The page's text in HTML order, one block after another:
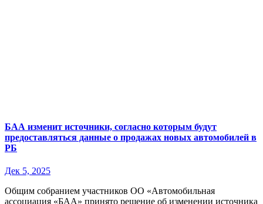
БАА изменит источники, согласно которым будут
предоставляться данные о продажах новых автомобилей в
РБ
Дек 5, 2025
Общим собранием участников ОО «Автомобильная
ассоциация «БАА» принято решение об изменении источника